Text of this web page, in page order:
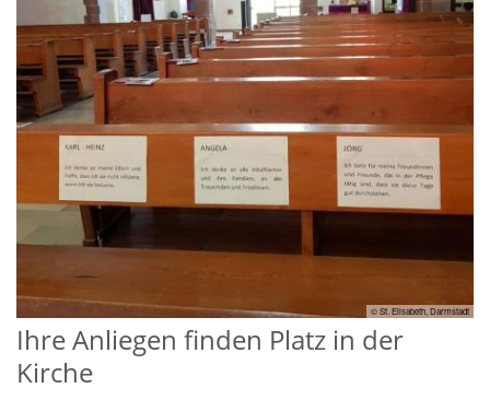
© St. Elisabeth, Darmstadt
Ihre Anliegen finden Platz in der
Kirche